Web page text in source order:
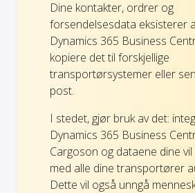
Dine kontakter, ordrer og
forsendelsesdata eksisterer
Dynamics 365 Business
kopiere det til forskjellige
transportørsystemer eller
post.
I stedet, gjør bruk av det:
Dynamics 365 Business
Cargoson og dataene dine vil
med alle dine transportører
Dette vil også unngå